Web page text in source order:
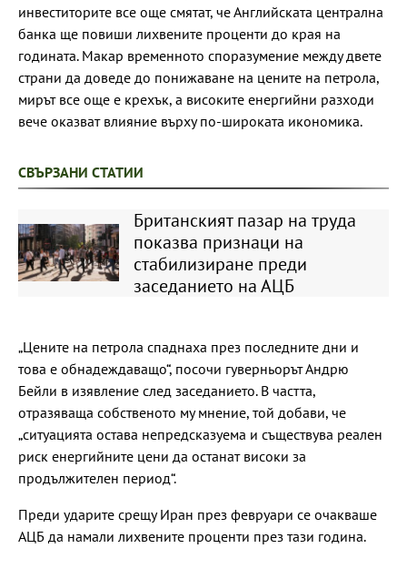
инвеститорите все още смятат, че Английската централна
банка ще повиши лихвените проценти до края на
годината. Макар временното споразумение между двете
страни да доведе до понижаване на цените на петрола,
мирът все още е крехък, а високите енергийни разходи
вече оказват влияние върху по-широката икономика.
СВЪРЗАНИ СТАТИИ
Британският пазар на труда
показва признаци на
стабилизиране преди
заседанието на АЦБ
„Цените на петрола спаднаха през последните дни и
това е обнадеждаващо“, посочи гуверньорът Андрю
Бейли в изявление след заседанието. В частта,
отразяваща собственото му мнение, той добави, че
„ситуацията остава непредсказуема и съществува реален
риск енергийните цени да останат високи за
продължителен период“.
Преди ударите срещу Иран през февруари се очакваше
АЦБ да намали лихвените проценти през тази година.